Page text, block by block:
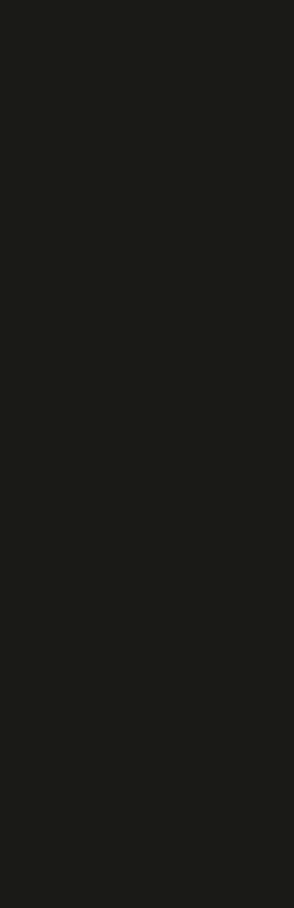
um dia para lá de agitado.
já começou com
camisa 9 – há grande
Assista no vídeo acima,